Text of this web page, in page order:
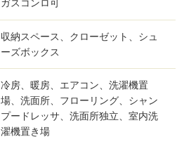
ガスコンロ可
収納スペース、クローゼット、シュ
ーズボックス
冷房、暖房、エアコン、洗濯機置
場、洗面所、フローリング、シャン
プードレッサ、洗面所独立、室内洗
濯機置き場